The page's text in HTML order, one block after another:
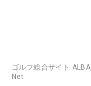
ゴルフ総合サイト ALBA
Net